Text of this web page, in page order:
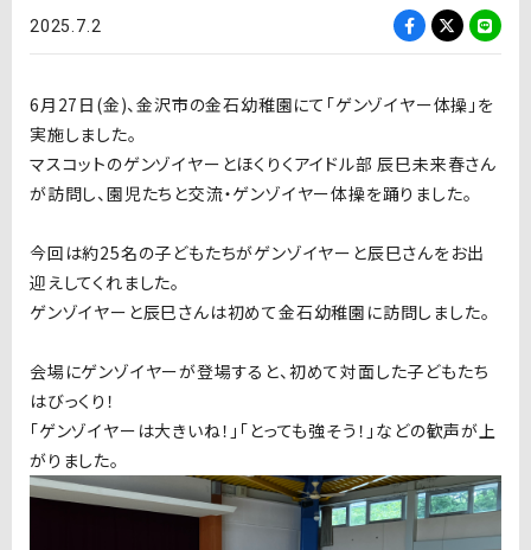
2025.7.2
6月27日 (金)、金沢市の金石幼稚園にて「ゲンゾイヤー体操」を
実施しました。
マスコットのゲンゾイヤーとほくりくアイドル部 辰巳未来春さん
が訪問し、園児たちと交流・ゲンゾイヤー体操を踊りました。
今回は約25名の子どもたちがゲンゾイヤーと辰巳さんをお出
迎えしてくれました。
ゲンゾイヤーと辰巳さんは初めて金石幼稚園に訪問しました。
会場にゲンゾイヤーが登場すると、初めて対面した子どもたち
はびっくり！
「ゲンゾイヤーは大きいね！」「とっても強そう！」などの歓声が上
がりました。